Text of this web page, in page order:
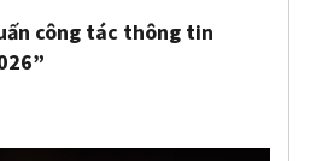
công tác thông tin